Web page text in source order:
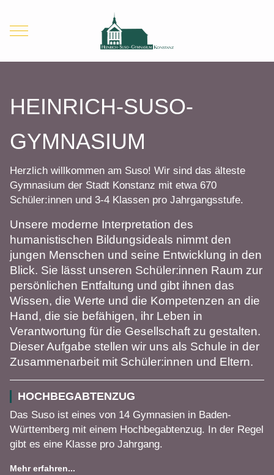
Mobile Menu Toggle
HEINRICH-SUSO-
GYMNASIUM
Herzlich willkommen am Suso! Wir sind das älteste
Gymnasium der Stadt Konstanz mit etwa 670
Schüler:innen und 3-4 Klassen pro Jahrgangsstufe.
Unsere moderne Interpretation des
humanistischen Bildungsideals nimmt den
jungen Menschen und seine Entwicklung in den
Blick. Sie lässt unseren Schüler:innen Raum zur
persönlichen Entfaltung und gibt ihnen das
Wissen, die Werte und die Kompetenzen an die
Hand, die sie befähigen, ihr Leben in
Verantwortung für die Gesellschaft zu gestalten.
Dieser Aufgabe stellen wir uns als Schule in der
Zusammenarbeit mit Schüler:innen und Eltern.
HOCHBEGABTENZUG
Das Suso ist eines von 14 Gymnasien in Baden-
Württemberg mit einem Hochbegabtenzug. In der Regel
gibt es eine Klasse pro Jahrgang.
Mehr erfahren...